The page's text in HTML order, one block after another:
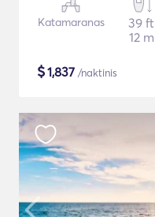
Katamaranas
39 ft
12 m
$1,837 /naktinis